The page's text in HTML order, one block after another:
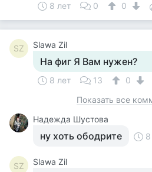
8 лет 0 0
SZ Slawa Zil
На фиг Я Вам нужен?
8 лет 13
0
Показать все
Надежда Шустова
ну хоть ободрите
SZ Slawa Zil